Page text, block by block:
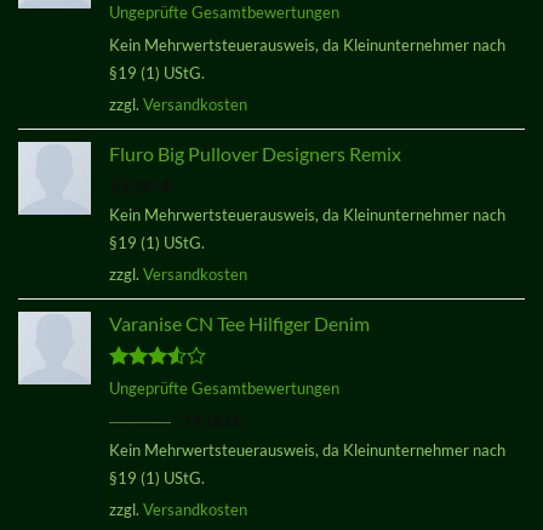
Bewertet
von 5
Ungeprüfte Gesamtbewertungen
Kein Mehrwertsteuerausweis, da Kleinunternehmer nach
§19 (1) UStG.
zzgl. Versandkosten
Fluro Big Pullover Designers Remix
Kein Mehrwertsteuerausweis, da Kleinunternehmer nach
§19 (1) UStG.
zzgl. Versandkosten
Varanise CN Tee Hilfiger Denim
Bewertet
von 5
Ungeprüfte Gesamtbewertungen
29,00€
Preis
war:
Preis
Kein Mehrwertsteuerausweis, da Kleinunternehmer nach
§19 (1) UStG.
zzgl. Versandkosten